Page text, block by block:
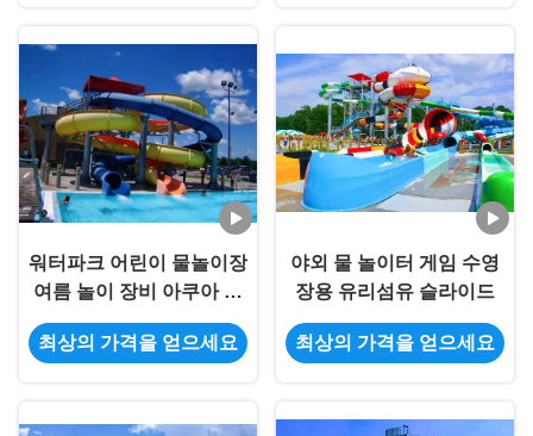
워터파크 어린이 물놀이장
여름 놀이 장비 아쿠아 슬
라이드
최상의 가격을 얻으세요
야외 물 놀이터 게임 수영
장용 유리섬유 슬라이드
최상의 가격을 얻으세요